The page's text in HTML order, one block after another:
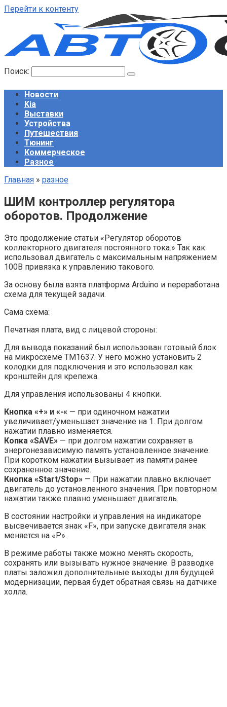
Перейти к контенту
Поиск:
Новости
Kia
Выставки
Устройства
Путешествия
Тюнинг
Коммерческое
Разное
Главная » разное
ШИМ контроллер регулятора
оборотов. Продолжение
Это продолжение статьи «Регулятор оборотов
коллекторного двигателя постоянного тока.» Так как
использовал двигатель с максимальным напряжением
100В привязка к управлению такового.
За основу была взята платформа Arduino и переработана
схема для текущей задачи.
Сама схема:
Печатная плата, вид с лицевой стороны:
Для вывода показаний был использован готовый блок
на микросхеме TM1637. У него можно установить 2
колодки для подключения и это использовал как
кронштейн для крепежа.
Для управления использованы 4 кнопки.
Кнопка «+» и «-« — при одиночном нажатии
увеличивает/уменьшает значение на 1. При долгом
нажатии плавно изменяется.
Копка «SAVE» — при долгом нажатии сохраняет в
энергонезависимую память установленное значение.
При коротком нажатии вызывает из памяти ранее
сохраненное значение.
Кнопка «Start/Stop» — При нажатии плавно включает
двигатель до установленного значения. При повторном
нажатии также плавно уменьшает двигатель.
В состоянии настройки и управления на индикаторе
высвечивается знак «F», при запуске двигателя знак
меняется на «P».
В режиме работы также можно менять скорость,
сохранять или вызывать нужное значение. В разводке
платы заложил дополнительные выходы для будущей
модернизации, первая будет обратная связь на датчике
холла.